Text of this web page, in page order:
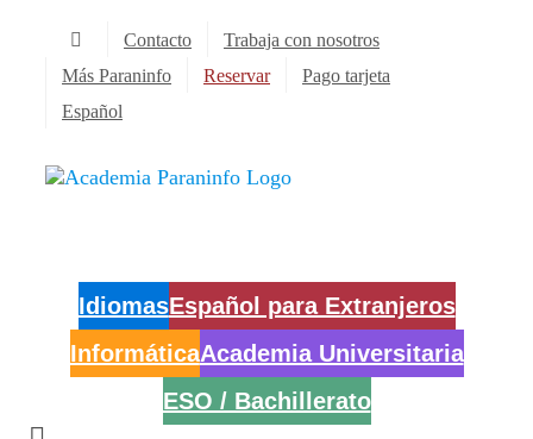
contenido
Contacto
Trabaja con nosotros
Más Paraninfo
Reservar
Pago tarjeta
Español
IdiomasEspañol para Extranjeros
InformáticaAcademia Universitaria
ESO / Bachillerato